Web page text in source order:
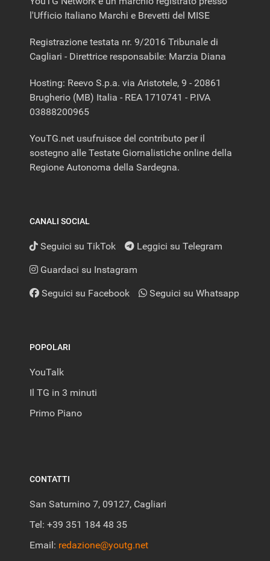
l'Ufficio Italiano Marchi e Brevetti del MISE
Registrazione testata nr. 9/2016 Tribunale di
Cagliari - Direttrice responsabile: Marzia Diana
Hosting: Reevo S.p.a. via Aristotele, 9 - 20861
Brugherio (MB) Italia - REA 1710741 - P.IVA
03888200965
YouTG.net usufruisce del contributo per il
sostegno alle Testate Giornalistiche online della
Regione Autonoma della Sardegna.
CANALI SOCIAL
Seguici su TikTok Leggici su Telegram
Guardaci su Instagram
Seguici su Facebook Seguici su Whatsapp
POPOLARI
YouTalk
Il TG in 3 minuti
Primo Piano
CONTATTI
San Saturnino 7, 09127, Cagliari
Tel: +39 351 184 48 35
Email: redazione@youtg.net